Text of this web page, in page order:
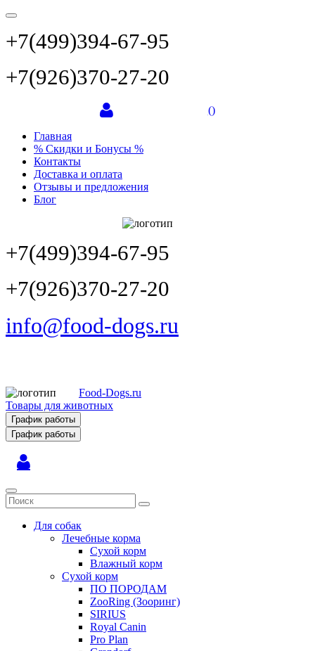
+7(499)394-67-95
+7(926)370-27-20
()
Главная
% Скидки и Бонусы %
Контакты
Доставка и оплата
Отзывы и предложения
Блог
+7(499)394-67-95
+7(926)370-27-20
info@food-dogs.ru
Food-Dogs.ru
Товары для животных
График работы
График работы
Для собак
Лечебные корма
Сухой корм
Влажный корм
Сухой корм
ПО ПОРОДАМ
ZooRing (Зооринг)
SIRIUS
Royal Canin
Pro Plan